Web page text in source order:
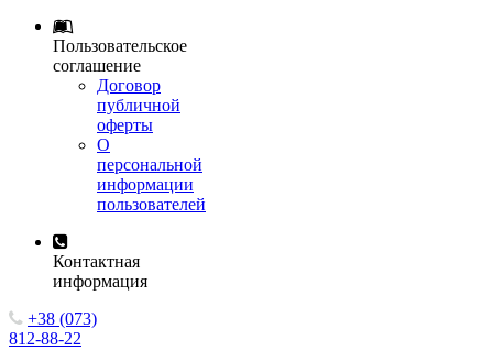
Пользовательское
соглашение
Договор
публичной
оферты
О
персональной
информации
пользователей
Контактная
информация
+38 (073)
812-88-22